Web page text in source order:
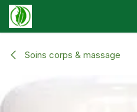
Se rendre au contenu
Soins corps & massage